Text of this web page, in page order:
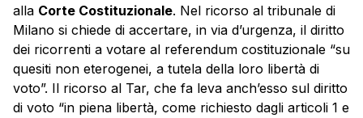
alla Corte Costituzionale. Nel ricorso al tribunale di
Milano si chiede di accertare, in via d’urgenza, il diritto
dei ricorrenti a votare al referendum costituzionale “su
quesiti non eterogenei, a tutela della loro libertà di
voto”. Il ricorso al Tar, che fa leva anch’esso sul diritto
di voto “in piena libertà, come richiesto dagli articoli 1 e